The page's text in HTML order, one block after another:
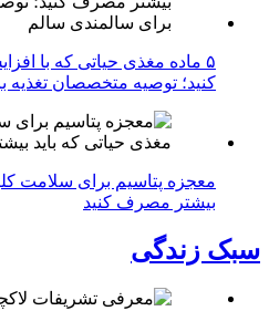
۵ ماده مغذی حیاتی که با
کنید؛ توصیه متخصصان تغذیه
معجزه پتاسیم برای سلامت
بیشتر مصرف کنید
سبک زندگی